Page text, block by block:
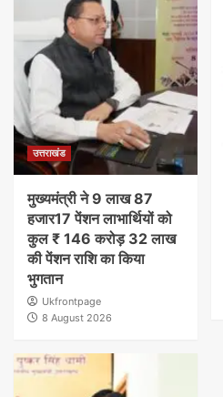
उत्तराखंड
मुख्यमंत्री ने 9 लाख 87
हजार17 पेंशन लाभार्थियों को
कुल ₹ 146 करोड़ 32 लाख
की पेंशन राशि का किया
भुगतान
Ukfrontpage
8 August 2026